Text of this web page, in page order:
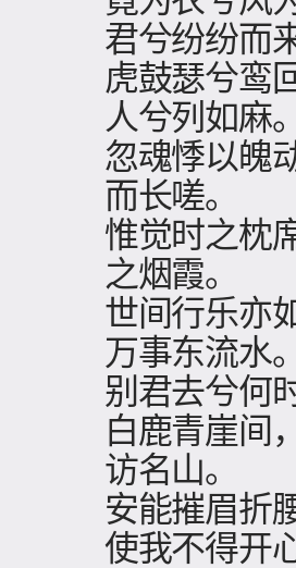
君兮纷纷而
虎鼓瑟兮鸾
人兮列如麻。
忽魂悸以魄
而长嗟。
惟觉时之枕
之烟霞。
世间行乐亦
万事东流水。
别君去兮何
白鹿青崖间
访名山。
安能摧眉折
使我不得开